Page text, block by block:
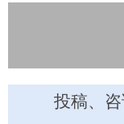
投稿、